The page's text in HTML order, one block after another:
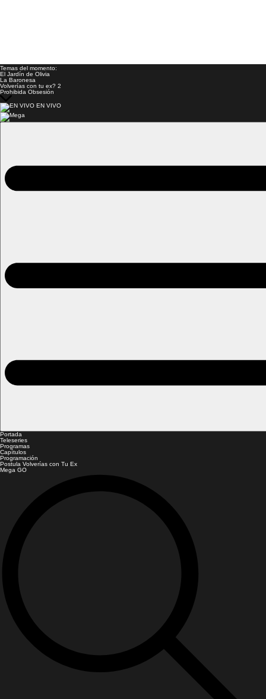
Temas del momento:
El Jardín de Olivia
La Baronesa
Volverías con tu ex? 2
Prohibida Obsesión
EN VIVO
Portada
Teleseries
Programas
Capítulos
Programación
Postula Volverías con Tu Ex
Mega GO